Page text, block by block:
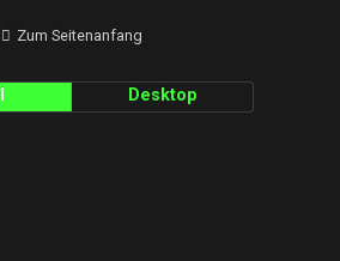
Zum Seitenanfang
Desktop